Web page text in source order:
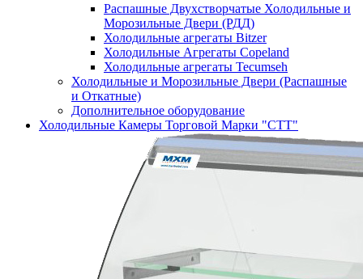
Распашные Двухстворчатые Холодильные и
Морозильные Двери (РДД)
Холодильные агрегаты Bitzer
Холодильные Агрегаты Copeland
Холодильные агрегаты Tecumseh
Холодильные и Морозильные Двери (Распашные
и Откатные)
Дополнительное оборудование
Холодильные Камеры Торговой Марки "СТТ"